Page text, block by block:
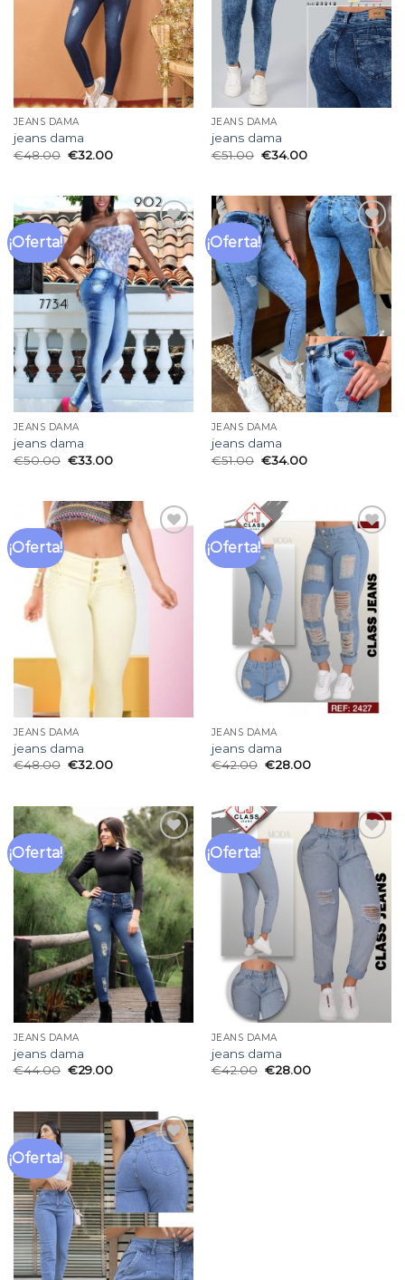
JEANS DAMA
jeans dama
€48.00 €32.00
JEANS DAMA
jeans dama
€51.00 €34.00
¡Oferta!
Añadir
a la
lista
de
deseos
JEANS DAMA
jeans dama
€50.00 €33.00
¡Oferta!
Añadir
a la
lista
de
deseos
JEANS DAMA
jeans dama
€51.00 €34.00
¡Oferta!
Añadir
lista
de
deseos
JEANS DAMA
jeans dama
€48.00 €32.00
¡Oferta!
Añadir
a la
lista
de
deseos
JEANS DAMA
jeans dama
€42.00 €28.00
¡Oferta!
Añadir
a la
lista
de
deseos
JEANS DAMA
jeans dama
€44.00 €29.00
¡Oferta!
Añadir
a la
lista
deseos
JEANS DAMA
jeans dama
€42.00 €28.00
¡Oferta!
Añadir
a la
lista
deseos